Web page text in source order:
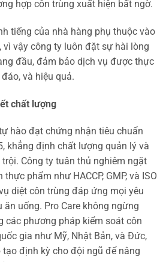
hợp côn trùng xuất hiện bất ngờ.
tiếng của nhà hàng phụ thuộc vào
vì vậy công ty luôn đặt sự hài lòng
đầu, đảm bảo dịch vụ được thực
và hiệu quả.
chất lượng
hào đạt chứng nhận tiêu chuẩn
khẳng định chất lượng quản lý và
Công ty tuân thủ nghiêm ngặt
phẩm như HACCP, GMP, và ISO
diệt côn trùng đáp ứng mọi yêu
uống. Pro Care không ngừng
các phương pháp kiểm soát côn
gia như Mỹ, Nhật Bản, và Đức,
định kỳ cho đội ngũ để nâng